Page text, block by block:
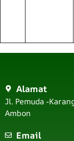
Alamat
Jl. Pemuda -
Ambon
Email